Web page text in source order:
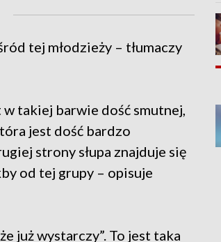
tej młodzieży – tłumaczy
takiej barwie dość smutnej,
jest dość bardzo
strony słupa znajduje się
od tej grupy – opisuje
już wystarczy”. To jest taka